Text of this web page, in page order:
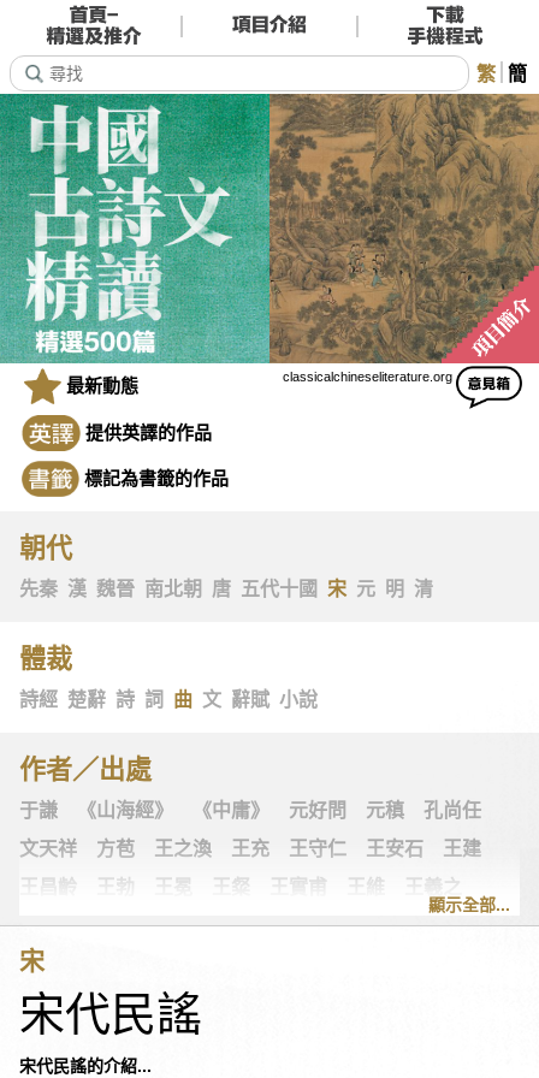
繁 簡
classicalchineseliterature.org
最新動態
提供英譯的作品
標記為書籤的作品
朝代
先秦 漢 魏晉 南北朝 唐 五代十國 宋 元 明 清
體裁
詩經 楚辭 詩 詞 曲 文 辭賦 小說
作者／出處
于謙 《山海經》 《中庸》 元好問 元稹
孔尚任
文天祥
方苞 王之渙 王充 王守仁 王安石
王建
王昌齡
王勃 王冕 王粲 王實甫 王維
王羲之
王翰
王觀 王讜 古詩十九首 古歌謠
史可法
司空圖
《左傳》
白居易 白樸
朱敦儒
朱慶餘 朱熹
顯示全部...
宋
宋代民謠
宋代民謠的介紹...